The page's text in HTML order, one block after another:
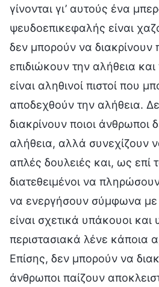
γίνονται γι’ αυτούς ένα
ψευδοεπικεφαλής είναι
δεν μπορούν να διακρίνουν
επιδιώκουν την αλήθεια
είναι αληθινοί πιστοί που
αποδεχθούν την αλήθεια.
διακρίνουν ποιοι άνθρωποι
αλήθεια, αλλά συνεχίζουν
απλές δουλειές και, ως επί
διατεθειμένοι να
να ενεργήσουν σύμφωνα με
είναι σχετικά υπάκουοι και
περιστασιακά λένε κάποια
Επίσης, δεν μπορούν να
άνθρωποι παίζουν